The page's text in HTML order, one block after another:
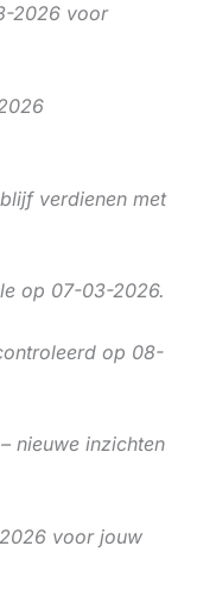
2026 voor
verdienen met
op 07-03-2026.
op 08-
nieuwe inzichten
voor jouw